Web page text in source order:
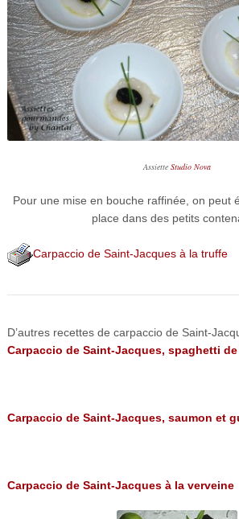
Assiette Studio Nova
Pour une mise en bouche raffinée, on peut
place dans des petits
Carpaccio de Saint-Jacques à la truffe
D’autres recettes de carpaccio de Saint-
Carpaccio de Saint-Jacques, spaghetti
Carpaccio de Saint-Jacques, saumon et
Carpaccio de Saint-Jacques à la verveine